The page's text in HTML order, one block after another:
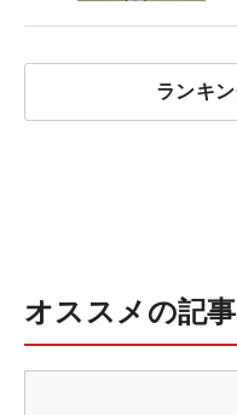
ランキ
オススメの記事